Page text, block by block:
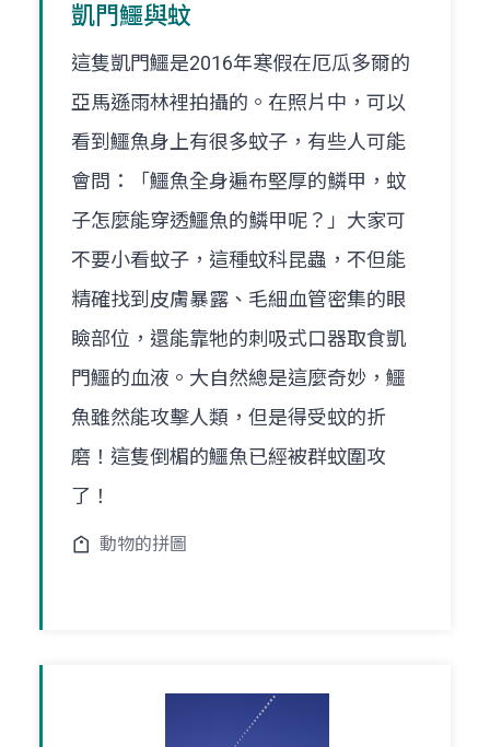
凱門鱷與蚊
這隻凱門鱷是2016年寒假在厄瓜多爾的
亞馬遜雨林裡拍攝的。在照片中，可以
看到鱷魚身上有很多蚊子，有些人可能
會問：「鱷魚全身遍布堅厚的鱗甲，蚊
子怎麼能穿透鱷魚的鱗甲呢？」大家可
不要小看蚊子，這種蚊科昆蟲，不但能
精確找到皮膚暴露、毛細血管密集的眼
瞼部位，還能靠牠的刺吸式口器取食凱
門鱷的血液。大自然總是這麼奇妙，鱷
魚雖然能攻擊人類，但是得受蚊的折
磨！這隻倒楣的鱷魚已經被群蚊圍攻
了！
動物的拼圖